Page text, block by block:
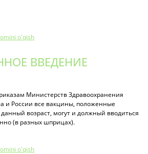
o'qish
ВВЕДЕНИЕ
Министерств Здравоохранения
и России все вакцины, положенные
возраст, могут и должный вводиться
(в разных шприцах).
o'qish